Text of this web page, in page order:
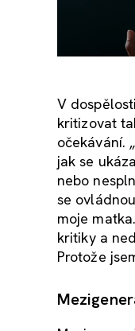
V
kritizovat
očekávání.
jak se
nebo
se
moje
kritiky a
Protože